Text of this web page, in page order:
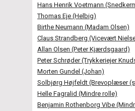
Hans Henrik Voetmann
Thomas Eje (Helbig)
Birthe Neumann (Madam Olsen)
Claus Strandberg (Vicevært
Allan Olsen (Peter Kjærdsgaard)
Peter Schrøder (Trykkeriejer
Morten Gundel (Johan)
Solbjørg Højfeldt (Brevoplæser
Helle Fagralid (Mindre rolle)
Benjamin Rothenborg Vibe